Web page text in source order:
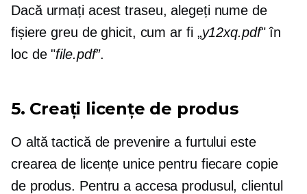
Dacă urmați acest traseu, alegeți nume de
fișiere greu de ghicit, cum ar fi „y12xq.pdf" în
loc de "file.pdf”.
5. Creați licențe de produs
O altă tactică de prevenire a furtului este
crearea de licențe unice pentru fiecare copie
de produs. Pentru a accesa produsul, clientul